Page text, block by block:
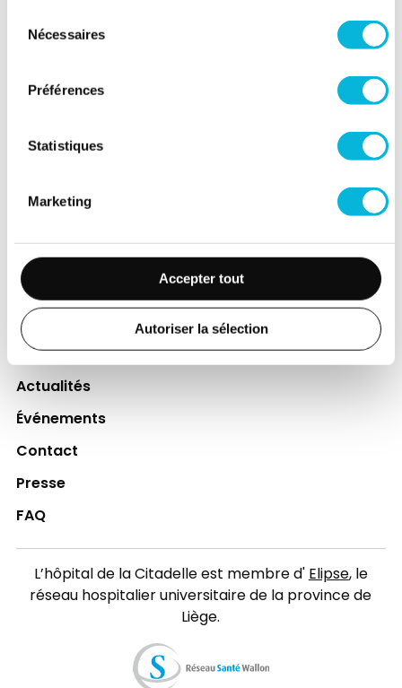
Nécessaires
Préférences
Statistiques
Marketing
Accepter tout
Autoriser la sélection
Soutenez notre Fondation
financer des projets qui améliorent
leurs proches.
Espace Patient
Professionnels de la santé
Jobs
Accès collaborateurs et médecins Citadelle
(Extranet)
Actualités
Événements
Contact
Presse
FAQ
L’hôpital de la Citadelle est membre d'Elipse, le
réseau hospitalier universitaire de la province de
Liège.